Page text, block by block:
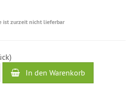
ist zurzeit nicht lieferbar
In den Warenkorb